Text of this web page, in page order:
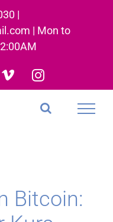
|
| Mon to
VimeoInstagram
Bitcoin: